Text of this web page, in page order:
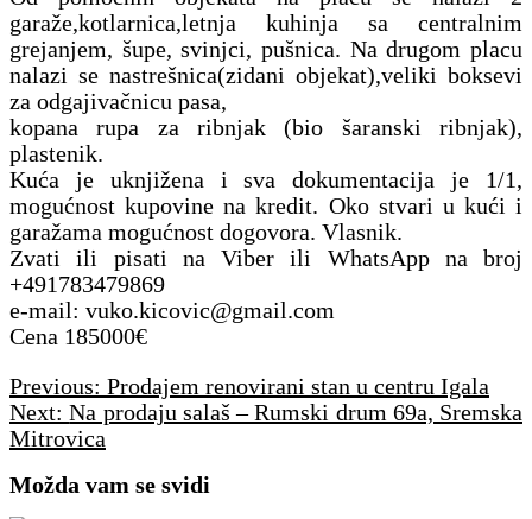
garaže,kotlarnica,letnja kuhinja sa centralnim
grejanjem, šupe, svinjci, pušnica. Na drugom placu
nalazi se nastrešnica(zidani objekat),veliki boksevi
za odgajivačnicu pasa,
kopana rupa za ribnjak (bio šaranski ribnjak),
plastenik.
Kuća je uknjižena i sva dokumentacija je 1/1,
mogućnost kupovine na kredit. Oko stvari u kući i
garažama mogućnost dogovora. Vlasnik.
Zvati ili pisati na Viber ili WhatsApp na broj
+491783479869
e-mail: vuko.kicovic@gmail.com
Cena 185000€
Navigacija
članaka
Previous: Prodajem renovirani stan u centru Igala
Next: Na prodaju salaš – Rumski drum 69a, Sremska
Mitrovica
Možda vam se svidi